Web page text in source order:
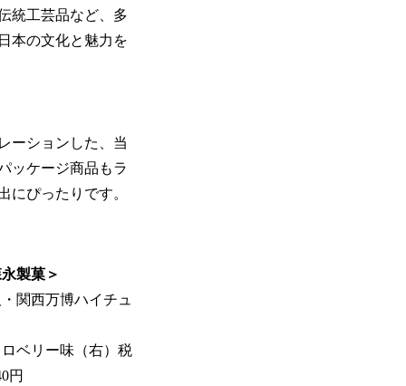
統工芸品など、多
本の文化と魅力を
ーションした、当
ッケージ商品もラ
にぴったりです。
永製菓＞
関西万博ハイチュ
ロベリー味（右）税
円